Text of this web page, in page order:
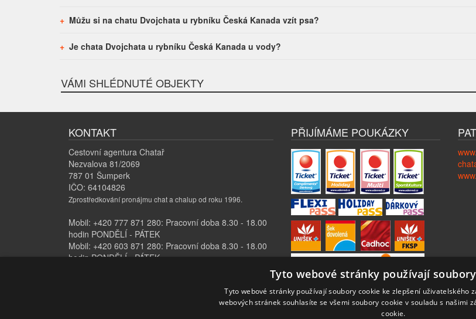
Můžu si na chatu Dvojchata u rybníku Česká Kanada vzít psa?
Je chata Dvojchata u rybníku Česká Kanada u vody?
VÁMI SHLÉDNUTÉ OBJEKTY
KONTAKT
Cestovní agentura Chatař
Nezvalova 81/2069
787 01 Šumperk
IČO: 64104826
Zprostředkování pronájmu chat a chalup od roku 1996.
Mobil: +420 777 871 280: Pracovní doba 8.30 - 18.00
hodin PONDĚLÍ - PÁTEK
Mobil: +420 603 871 280: Pracovní doba 8.30 - 18.00
hodin PONDĚLÍ - PÁTEK
PŘIJÍMÁME POUKÁZKY
Tyto webové stránky používají
Tyto webové stránky používají soubory cookie ke zlepšení uživatelského
webových stránek souhlasíte se všemi soubory cookie v souladu s našimi
cookie.